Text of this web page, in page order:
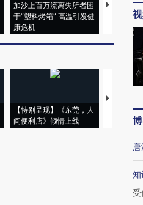
加沙上百万流离失所者困
于“塑料烤箱” 高温引发健
康危机
马航飞行
粒摇头丸
【特别呈现】《东莞，人
间便利店》倾情上线
【推广】
会，让数
知
受